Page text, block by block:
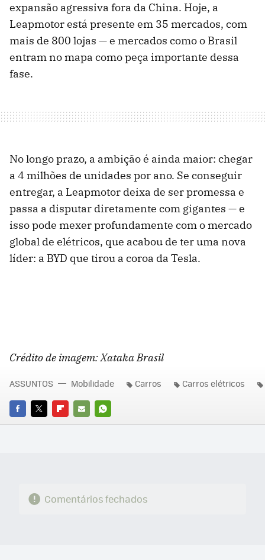
expansão agressiva fora da China. Hoje, a
Leapmotor está presente em 35 mercados, com
mais de 800 lojas — e mercados como o Brasil
entram no mapa como peça importante dessa
fase.
No longo prazo, a ambição é ainda maior: chegar
a 4 milhões de unidades por ano. Se conseguir
entregar, a Leapmotor deixa de ser promessa e
passa a disputar diretamente com gigantes — e
isso pode mexer profundamente com o mercado
global de elétricos, que acabou de ter uma nova
líder: a BYD que tirou a coroa da Tesla.
Crédito de imagem: Xataka Brasil
FACEBOOK
TWITTERFLIPBOARD
E-
WHATSAPP
ASSUNTOS Mobilidade Carros Carros elétricos
Comentários fechados